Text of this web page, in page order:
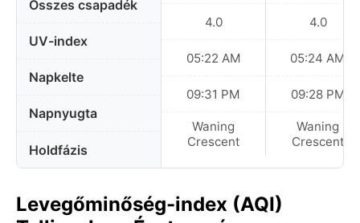
Összes csapadék
UV-index
Napkelte
Napnyugta
Holdfázis
4.0
05:22 AM
09:31 PM
Waning
Crescent
4.0
05:24 AM
09:28 PM
Waning
Crescent
Levegőminőség-index (AQI)